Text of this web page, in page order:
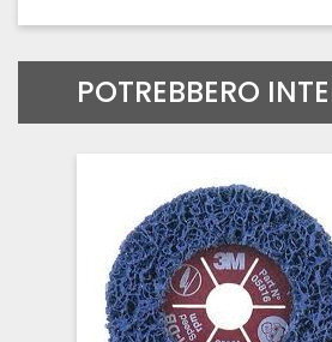
POTREBBERO